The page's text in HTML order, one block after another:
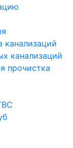
канализаций
канализаций
прочистка